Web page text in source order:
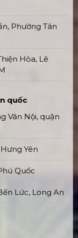
Phường Tân
Hòa, Lê
quốc
Vân Nội, quận
Yên
Quốc
Lức, Long An